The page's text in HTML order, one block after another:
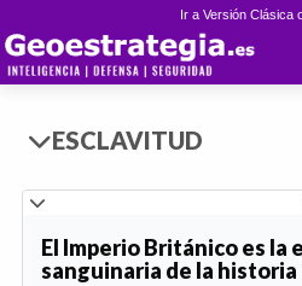
Ir a Versión Clásica
ESCLAVITUD
El Imperio Británico es la
sanguinaria de la historia